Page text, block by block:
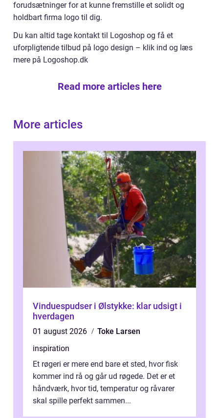
forudsætninger for at kunne fremstille et solidt og
holdbart firma logo til dig.
Du kan altid tage kontakt til Logoshop og få et
uforpligtende tilbud på logo design – klik ind og læs
mere på Logoshop.dk
Read more articles here
More articles
Vinduespudser i Ølstykke: klar udsigt i
hverdagen
01 august 2026
Toke Larsen
inspiration
Et røgeri er mere end bare et sted, hvor fisk
kommer ind rå og går ud røgede. Det er et
håndværk, hvor tid, temperatur og råvarer
skal spille perfekt sammen...